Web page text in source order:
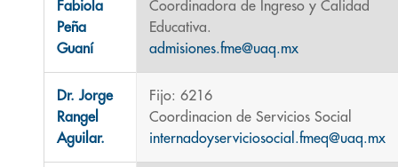
Fabiola
Peña
Guaní
Coordinadora de Ingreso y Calidad
Educativa.
admisiones.fme@uaq.mx
Dr. Jorge
Rangel
Aguilar.
Fijo: 6216
Coordinacion de Servicios Social
internadoyserviciosocial.fmeq@uaq.mx